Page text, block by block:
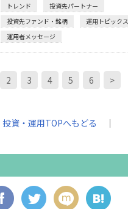
トレンド
投資先パートナー
投資先ファンド・銘柄
運用トピックス
運用者メッセージ
2 3 4 5 6 >
投資・運用TOPへもどる ｜